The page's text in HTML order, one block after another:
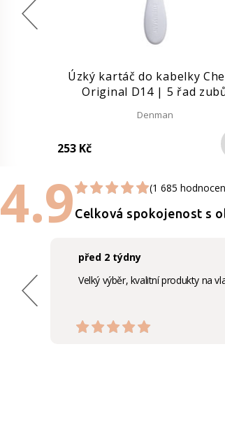
Úzký kartáč do kabelky
Original D14 | 5 řad
Denman
253 Kč
4.9 (1 685
Celková spokojenost s
před 2 týdny
Velký výběr, kvalitní produkty na